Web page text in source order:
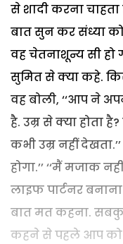
से शादी करना
बात सुन कर संध्या
वह चेतनाशून्य सी हो
सुमित से क्या कहे.
वह बोली, ‘‘आप ने
है. उम्र से क्या होता
कभी उम्र नहीं
होगा.’’ ‘‘मैं मजाक
लाइफ पार्टनर बनाना
बात मत कहना.
कहने से पहले आप को